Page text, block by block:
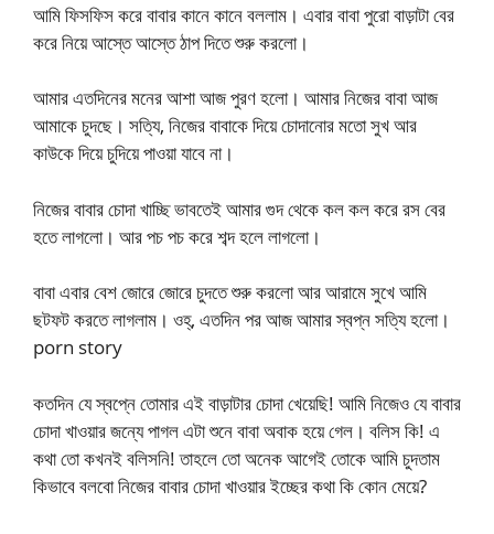
আমি ফিসফিস করে বাবার কানে কানে বললাম। এবার বাবা পুরো বাড়াটা বের
করে নিয়ে আস্তে আস্তে ঠাপ দিতে শুরু করলো।
আমার এতদিনের মনের আশা আজ পুরণ হলো। আমার নিজের বাবা আজ
আমাকে চুদছে। সত্যি, নিজের বাবাকে দিয়ে চোদানোর মতো সুখ আর
কাউকে দিয়ে চুদিয়ে পাওয়া যাবে না।
নিজের বাবার চোদা খাচ্ছি ভাবতেই আমার গুদ থেকে কল কল করে রস বের
হতে লাগলো। আর পচ পচ করে শব্দ হলে লাগলো।
বাবা এবার বেশ জোরে জোরে চুদতে শুরু করলো আর আরামে সুখে আমি
ছটফট করতে লাগলাম। ওহ্, এতদিন পর আজ আমার স্বপ্ন সত্যি হলো।
porn story
কতদিন যে স্বপ্নে তোমার এই বাড়াটার চোদা খেয়েছি! আমি নিজেও যে বাবার
চোদা খাওয়ার জন্যে পাগল এটা শুনে বাবা অবাক হয়ে গেল। বলিস কি! এ
কথা তো কখনই বলিসনি! তাহলে তো অনেক আগেই তোকে আমি চুদতাম
কিভাবে বলবো নিজের বাবার চোদা খাওয়ার ইচ্ছের কথা কি কোন মেয়ে?